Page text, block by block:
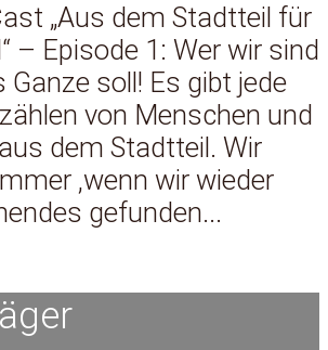
„Aus dem Stadtteil für
– Episode 1: Wer wir sind
soll! Es gibt jede
von Menschen und
dem Stadtteil. Wir
,wenn wir wieder
gefunden...